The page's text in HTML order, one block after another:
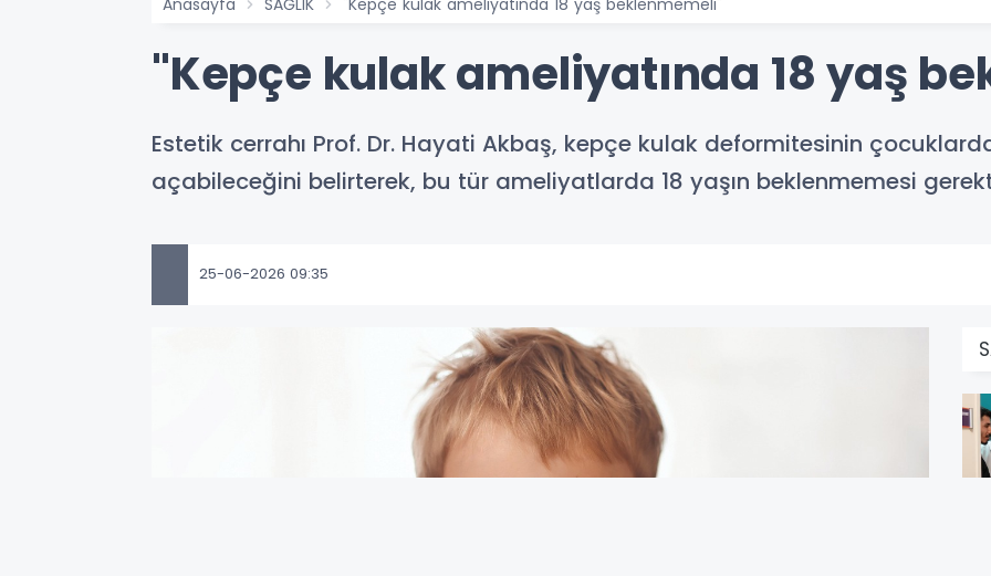
"Kepçe kulak ameliyatında 18 yaş
Estetik cerrahı Prof. Dr. Hayati Akbaş, kepçe kulak deformitesinin
açabileceğini belirterek, bu tür ameliyatlarda 18 yaşın beklenmemesi
25-06-2026 09:35